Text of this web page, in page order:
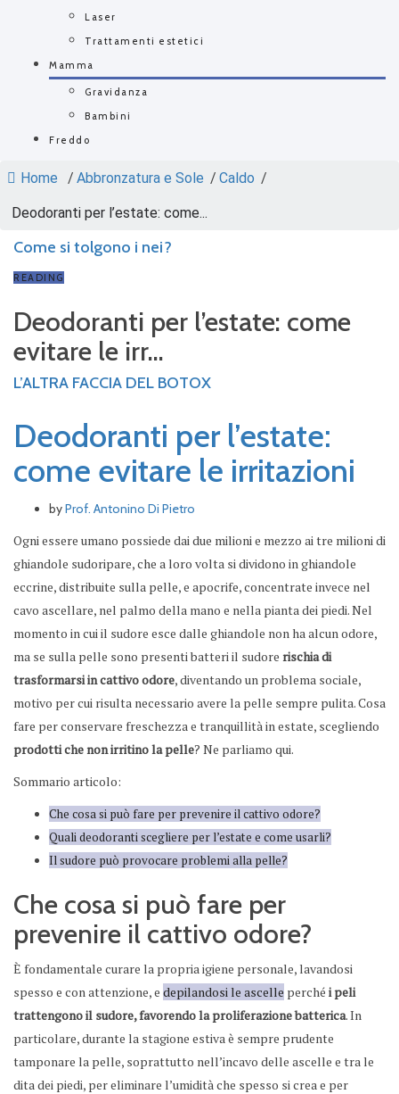
Laser
Trattamenti estetici
Mamma
Gravidanza
Bambini
Freddo
Home / Abbronzatura e Sole / Caldo /
Deodoranti per l’estate: come...
Come si tolgono i nei?
READING
Deodoranti per l’estate: come
evitare le irr...
L’ALTRA FACCIA DEL BOTOX
Deodoranti per l’estate:
come evitare le irritazioni
byProf. Antonino Di Pietro
Ogni essere umano possiede dai due milioni e mezzo ai tre milioni di
ghiandole sudoripare, che a loro volta si dividono in ghiandole
eccrine, distribuite sulla pelle, e apocrife, concentrate invece nel
cavo ascellare, nel palmo della mano e nella pianta dei piedi. Nel
momento in cui il sudore esce dalle ghiandole non ha alcun odore,
ma se sulla pelle sono presenti batteri il sudore rischia di
trasformarsi in cattivo odore, diventando un problema sociale,
motivo per cui risulta necessario avere la pelle sempre pulita. Cosa
fare per conservare freschezza e tranquillità in estate, scegliendo
prodotti che non irritino la pelle? Ne parliamo qui.
Sommario articolo:
Che cosa si può fare per prevenire il cattivo odore?
Quali deodoranti scegliere per l’estate e come usarli?
Il sudore può provocare problemi alla pelle?
Che cosa si può fare per
prevenire il cattivo odore?
È fondamentale curare la propria igiene personale, lavandosi
spesso e con attenzione, e depilandosi le ascelle perché i peli
trattengono il sudore, favorendo la proliferazione batterica. In
particolare, durante la stagione estiva è sempre prudente
tamponare la pelle, soprattutto nell’incavo delle ascelle e tra le
dita dei piedi, per eliminare l’umidità che spesso si crea e per